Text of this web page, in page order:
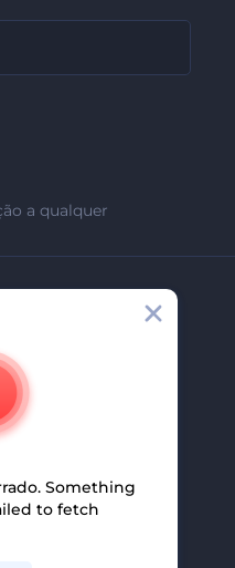
a qualquer
Something
to fetch